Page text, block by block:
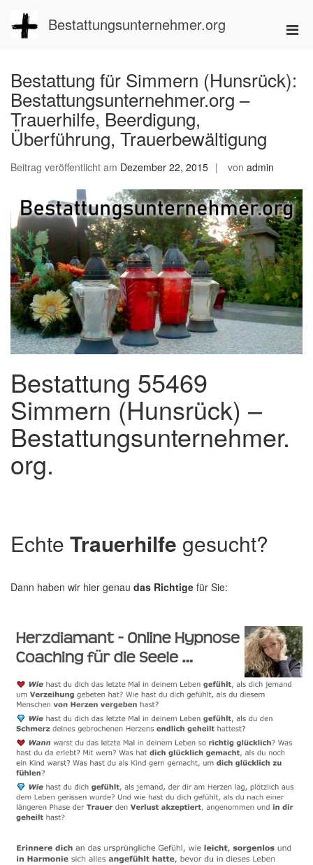
Inhalt
springen
Bestattungsunternehmer.org
Bestattung für Simmern (Hunsrück):
Bestattungsunternehmer.org –
Trauerhilfe, Beerdigung,
Überführung, Trauerbewältigung
Beitrag veröffentlicht am Dezember 22, 2015 von admin
Bestattung 55469
Simmern (Hunsrück) –
Bestattungsunternehmer.
org.
Echte Trauerhilfe gesucht?
Dann haben wir hier genau das Richtige für Sie: